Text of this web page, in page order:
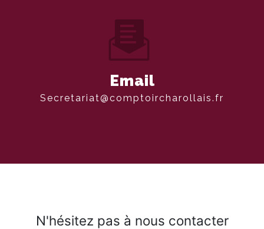
Email
secretariat@comptoircharollais.fr
N'hésitez pas à nous contacter